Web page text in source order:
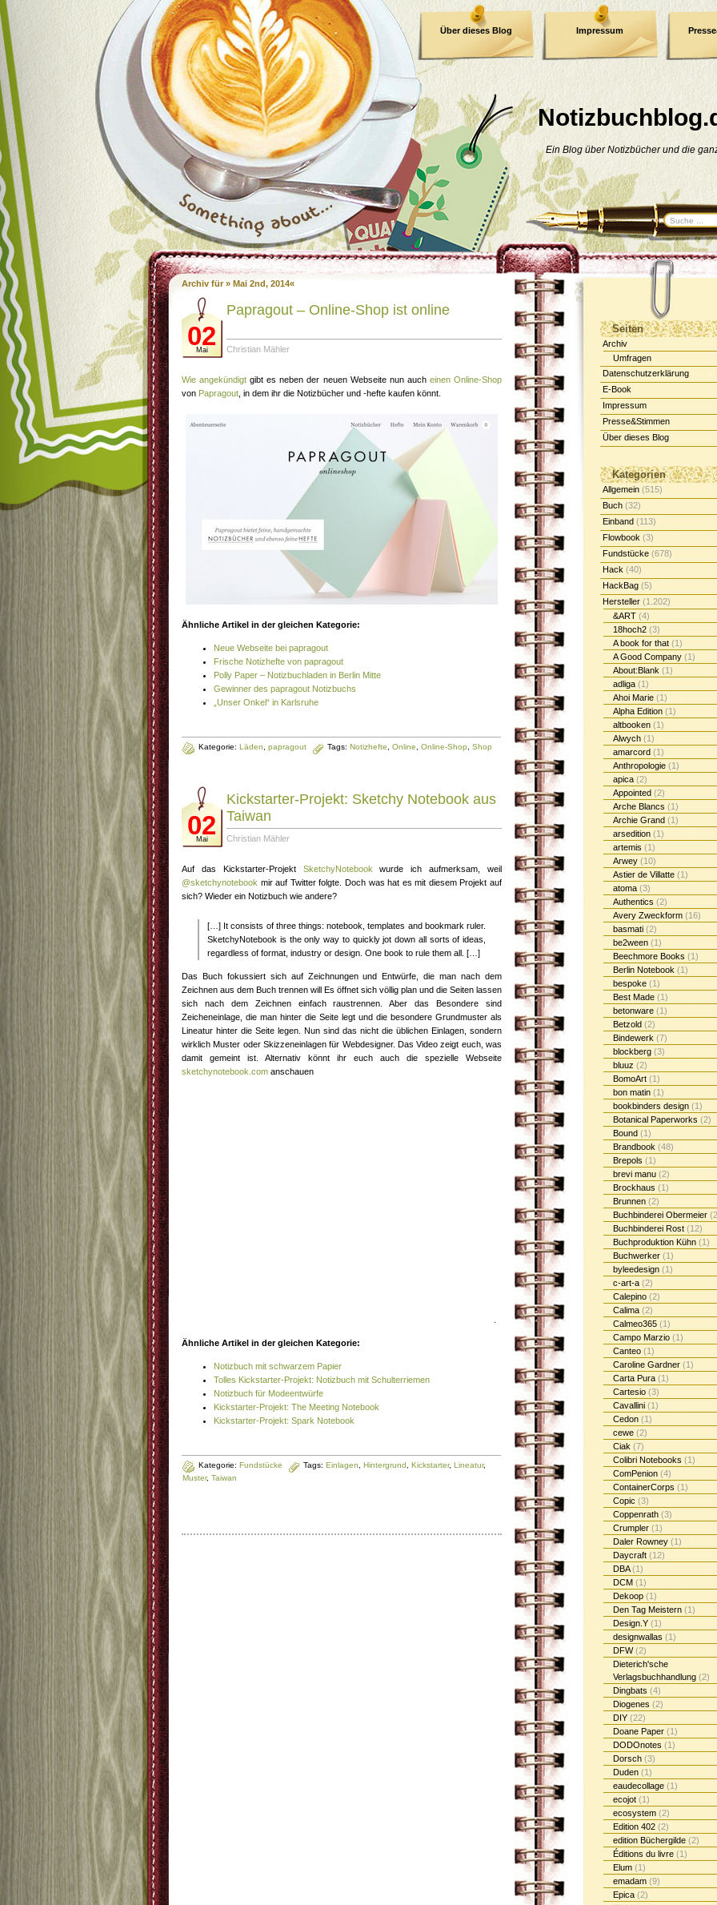
Ein Blog über Notizbücher und die
Über dieses Blog Impressum
Datenschutzerklärung
Archiv für » Mai 2nd, 2014«
02
Mai
Papragout – Online-Shop ist online
Christian Mähler
Wie angekündigt gibt es neben der neuen Webseite nun auch einen Online-Shop
von Papragout , in dem ihr die Notizbücher und -hefte kaufen könnt.
Ähnliche Artikel in der gleichen Kategorie:
Neue Webseite bei papragout
Frische Notizhefte von papragout
Polly Paper – Notizbuchladen in Berlin Mitte
Gewinner des papragout Notizbuchs
„Unser Onkel“ in Karlsruhe
Kategorie: Läden papragout Tags: Notizhefte Online Online-Shop Shop
02
Mai
Kickstarter-Projekt: Sketchy Notebook aus
Taiwan
Christian Mähler
Auf das Kickstarter-Projekt SketchyNotebook wurde ich aufmerksam, weil
@sketchynotebook mir auf Twitter folgte. Doch was hat es mit diesem Projekt auf
sich? Wieder ein Notizbuch wie andere?
[…] It consists of three things: notebook, templates and bookmark ruler.
SketchyNotebook is the only way to quickly jot down all sorts of ideas,
regardless of format, industry or design. One book to rule them all. […]
Das Buch fokussiert sich auf Zeichnungen und Entwürfe, die man nach dem
Zeichnen aus dem Buch trennen will Es öffnet sich völlig plan und die Seiten lassen
sich nach dem Zeichnen einfach raustrennen. Aber das Besondere sind
Zeicheneinlage, die man hinter die Seite legt und die besondere Grundmuster als
Lineatur hinter die Seite legen. Nun sind das nicht die üblichen Einlagen, sondern
wirklich Muster oder Skizzeneinlagen für Webdesigner. Das Video zeigt euch, was
damit gemeint ist. Alternativ könnt ihr euch auch die spezielle Webseite
sketchynotebook.com anschauen
Ähnliche Artikel in der gleichen Kategorie:
Notizbuch mit schwarzem Papier
Tolles Kickstarter-Projekt: Notizbuch mit Schulterriemen
Notizbuch für Modeentwürfe
Kickstarter-Projekt: The Meeting Notebook
Kickstarter-Projekt: Spark Notebook
Kategorie: Fundstücke Tags: Einlagen Hintergrund Kickstarter, Lineatur,
Muster, Taiwan
Seiten
Archiv
Umfragen
Datenschutzerklärung
E-Book
Impressum
Presse&Stimmen
Über dieses Blog
Kategorien
Allgemein (515)
Buch (32)
Einband (113)
Flowbook (3)
Fundstücke (678)
Hack (40)
HackBag (5)
Hersteller (1.202)
&ART (4)
18hoch2 (3)
A book for that (1)
A Good Company (1)
About:Blank (1)
adliga (1)
Ahoi Marie (1)
Alpha Edition (1)
altbooken (1)
Alwych (1)
amarcord (1)
Anthropologie (1)
apica (2)
Appointed (2)
Arche Blancs (1)
Archie Grand (1)
arsedition (1)
artemis (1)
Arwey (10)
Astier de Villatte (1)
atoma (3)
Authentics (2)
Avery Zweckform (16)
basmati (2)
be2ween (1)
Beechmore Books (1)
Berlin Notebook (1)
bespoke (1)
Best Made (1)
betonware (1)
Betzold (2)
Bindewerk (7)
blockberg (3)
bluuz (2)
BomoArt (1)
bon matin (1)
bookbinders design (1)
Botanical Paperworks (2)
Bound (1)
Brandbook (48)
Brepols (1)
brevi manu (2)
Brockhaus (1)
Brunnen (2)
Buchbinderei Obermeier
Buchbinderei Rost (12)
Buchproduktion Kühn (1)
Buchwerker (1)
byleedesign (1)
c-art-a (2)
Calepino (2)
Calima (2)
Calmeo365 (1)
Campo Marzio (1)
Canteo (1)
Caroline Gardner (1)
Carta Pura (1)
Cartesio (3)
Cavallini (1)
Cedon (1)
cewe (2)
Ciak (7)
Colibri Notebooks (1)
ComPenion (4)
ContainerCorps (1)
Copic (3)
Coppenrath (3)
Crumpler (1)
Daler Rowney (1)
Daycraft (12)
DBA(1)
DCM (1)
Dekoop (1)
Den Tag Meistern (1)
Design.Y (1)
designwallas (1)
DFW(2)
Dieterich'sche
Verlagsbuchhandlung (2)
Dingbats (4)
Diogenes (2)
DIY (22)
Doane Paper (1)
DODOnotes (1)
Dorsch (3)
Duden (1)
eaudecollage (1)
ecojot (1)
ecosystem (2)
Edition 402 (2)
edition Büchergilde (2)
Éditions du livre (1)
Elum (1)
emadam (9)
Epica (2)